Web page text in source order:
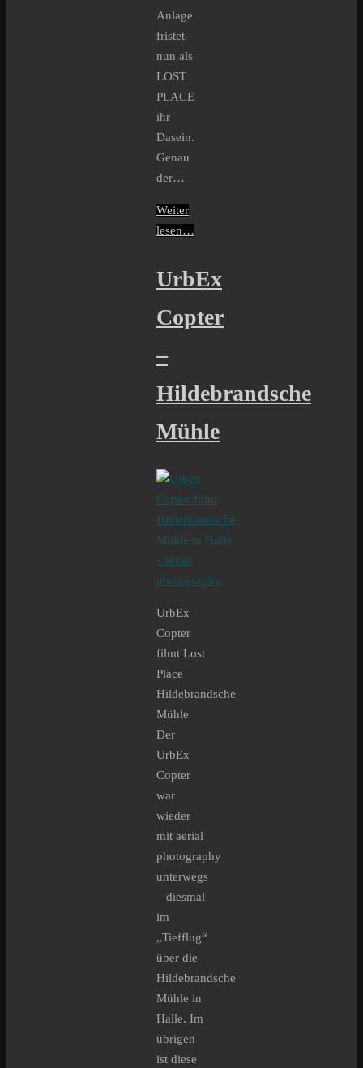
Anlage
fristet
nun als
LOST
PLACE
ihr
Dasein.
Genau
der…
Weiter
lesen…
UrbEx
Copter
–
Hildebrandsche
Mühle
UrbEx
Copter
filmt Lost
Place
Hildebrandsche
Mühle
Der
UrbEx
Copter
war
wieder
mit aerial
photography
unterwegs
– diesmal
im
„Tiefflug“
über die
Hildebrandsche
Mühle in
Halle. Im
übrigen
ist diese